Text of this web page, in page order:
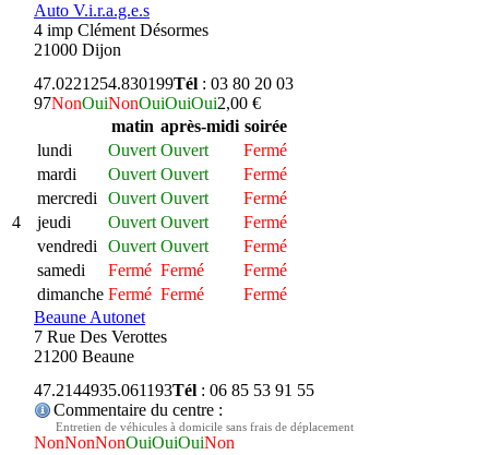
Auto V.i.r.a.g.e.s
4 imp Clément Désormes
21000 Dijon
4
47.0221254.830199Tél : 03 80 20 03
97NonOuiNonOuiOuiOui2,00 €
matin après-midi soirée
lundi
Ouvert Ouvert
Fermé
mardi
Ouvert Ouvert
Fermé
mercredi
Ouvert Ouvert
Fermé
jeudi
Ouvert Ouvert
Fermé
vendredi
Ouvert Ouvert
Fermé
samedi
Fermé Fermé
Fermé
dimanche Fermé Fermé
Fermé
Beaune Autonet
7 Rue Des Verottes
21200 Beaune
47.2144935.061193Tél : 06 85 53 91 55
Commentaire du centre :
Entretien de véhicules à domicile sans frais de déplacement
NonNonNonOuiOuiOuiNon